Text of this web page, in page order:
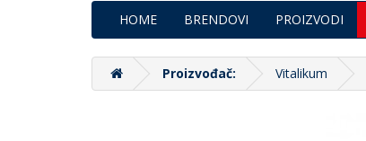
HOME BRENDOVI PROIZVODI
Proizvođač: Vitalikum